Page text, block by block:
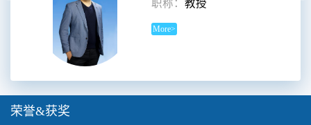
职称：教授
More>
荣誉&获奖